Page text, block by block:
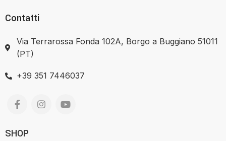
Contatti
Via Terrarossa Fonda 102A, Borgo a Buggiano 51011
(PT)
+39 351 7446037
SHOP